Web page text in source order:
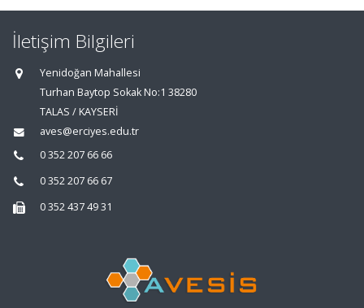
İletişim Bilgileri
Yenidoğan Mahallesi
Turhan Baytop Sokak No:1 38280
TALAS / KAYSERİ
aves@erciyes.edu.tr
0 352 207 66 66
0 352 207 66 67
0 352 437 49 31